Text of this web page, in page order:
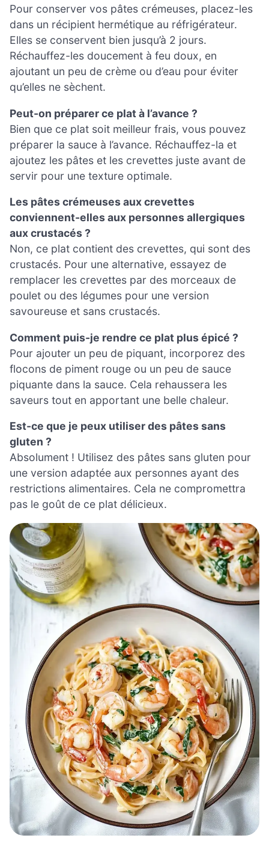
Pour conserver vos pâtes crémeuses, placez-les
dans un récipient hermétique au réfrigérateur.
Elles se conservent bien jusqu’à 2 jours.
Réchauffez-les doucement à feu doux, en
ajoutant un peu de crème ou d’eau pour éviter
qu’elles ne sèchent.
Peut-on préparer ce plat à l’avance ?
Bien que ce plat soit meilleur frais, vous pouvez
préparer la sauce à l’avance. Réchauffez-la et
ajoutez les pâtes et les crevettes juste avant de
servir pour une texture optimale.
Les pâtes crémeuses aux crevettes
conviennent-elles aux personnes allergiques
aux crustacés ?
Non, ce plat contient des crevettes, qui sont des
crustacés. Pour une alternative, essayez de
remplacer les crevettes par des morceaux de
poulet ou des légumes pour une version
savoureuse et sans crustacés.
Comment puis-je rendre ce plat plus épicé ?
Pour ajouter un peu de piquant, incorporez des
flocons de piment rouge ou un peu de sauce
piquante dans la sauce. Cela rehaussera les
saveurs tout en apportant une belle chaleur.
Est-ce que je peux utiliser des pâtes sans
gluten ?
Absolument ! Utilisez des pâtes sans gluten pour
une version adaptée aux personnes ayant des
restrictions alimentaires. Cela ne compromettra
pas le goût de ce plat délicieux.